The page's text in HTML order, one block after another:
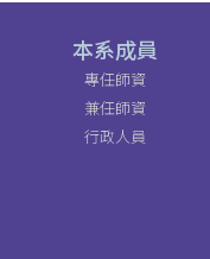
本系成員
專任師資
兼任師資
行政人員